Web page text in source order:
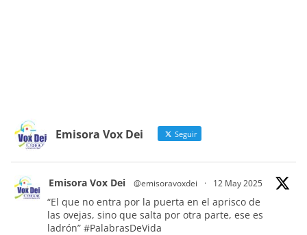
Emisora Vox Dei Seguir
Emisora Vox Dei @emisoravoxdei · 12 May 2025
“El que no entra por la puerta en el aprisco de
las ovejas, sino que salta por otra parte, ese es
ladrón” #PalabrasDeVida